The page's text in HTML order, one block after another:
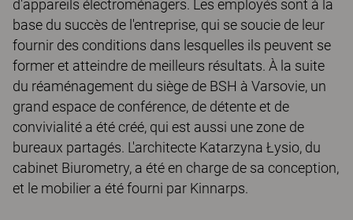
d'appareils électroménagers. Les employés sont à la
base du succès de l'entreprise, qui se soucie de leur
fournir des conditions dans lesquelles ils peuvent se
former et atteindre de meilleurs résultats. À la suite
du réaménagement du siège de BSH à Varsovie, un
grand espace de conférence, de détente et de
convivialité a été créé, qui est aussi une zone de
bureaux partagés. L'architecte Katarzyna Łysio, du
cabinet Biurometry, a été en charge de sa conception,
et le mobilier a été fourni par Kinnarps.